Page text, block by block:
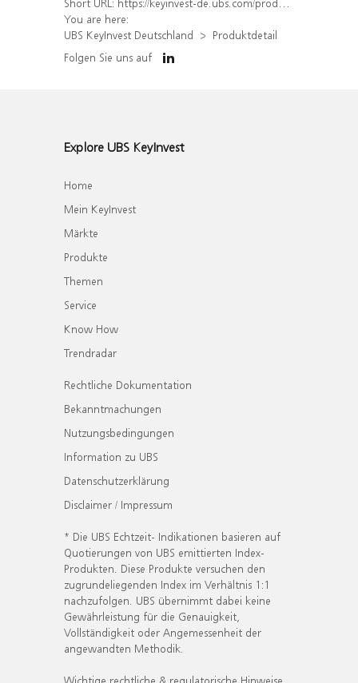
You are here:
UBS KeyInvest Deutschland
Produktdetail
Folgen Sie uns auf
Explore UBS KeyInvest
Home
Mein KeyInvest
Märkte
Produkte
Themen
Service
Know How
Trendradar
Rechtliche Dokumentation
Bekanntmachungen
Nutzungsbedingungen
Information zu UBS
Datenschutzerklärung
Disclaimer / Impressum
* Die UBS Echtzeit- Indikationen basieren auf
Quotierungen von UBS emittierten Index-
Produkten. Diese Produkte versuchen den
zugrundeliegenden Index im Verhältnis 1:1
nachzufolgen. UBS übernimmt dabei keine
Gewährleistung für die Genauigkeit,
Vollständigkeit oder Angemessenheit der
angewandten Methodik.